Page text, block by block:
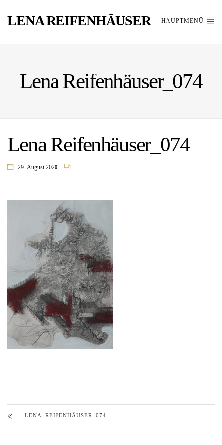
LENA REIFENHÄUSER HAUPTMENÜ
Lena Reifenhäuser_074
Lena Reifenhäuser_074
29. August 2020
LENA REIFENHÄUSER_074